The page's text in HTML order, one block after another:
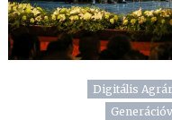
Digitális